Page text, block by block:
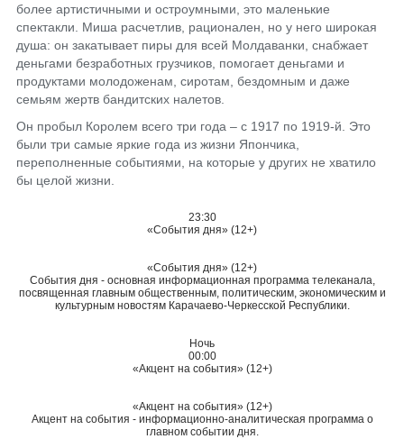
более артистичными и остроумными, это маленькие
спектакли. Миша расчетлив, рационален, но у него широкая
душа: он закатывает пиры для всей Молдаванки, снабжает
деньгами безработных грузчиков, помогает деньгами и
продуктами молодоженам, сиротам, бездомным и даже
семьям жертв бандитских налетов.
Он пробыл Королем всего три года – с 1917 по 1919-й. Это
были три самые яркие года из жизни Япончика,
переполненные событиями, на которые у других не хватило
бы целой жизни.
23:30
«События дня» (12+)
«События дня» (12+)
События дня - основная информационная программа телеканала,
посвященная главным общественным, политическим, экономическим и
культурным новостям Карачаево-Черкесской Республики.
Ночь
00:00
«Акцент на события» (12+)
«Акцент на события» (12+)
Акцент на события - информационно-аналитическая программа о
главном событии дня.